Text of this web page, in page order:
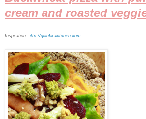
cream and roasted
Inspiration: http://golubkakitchen.com